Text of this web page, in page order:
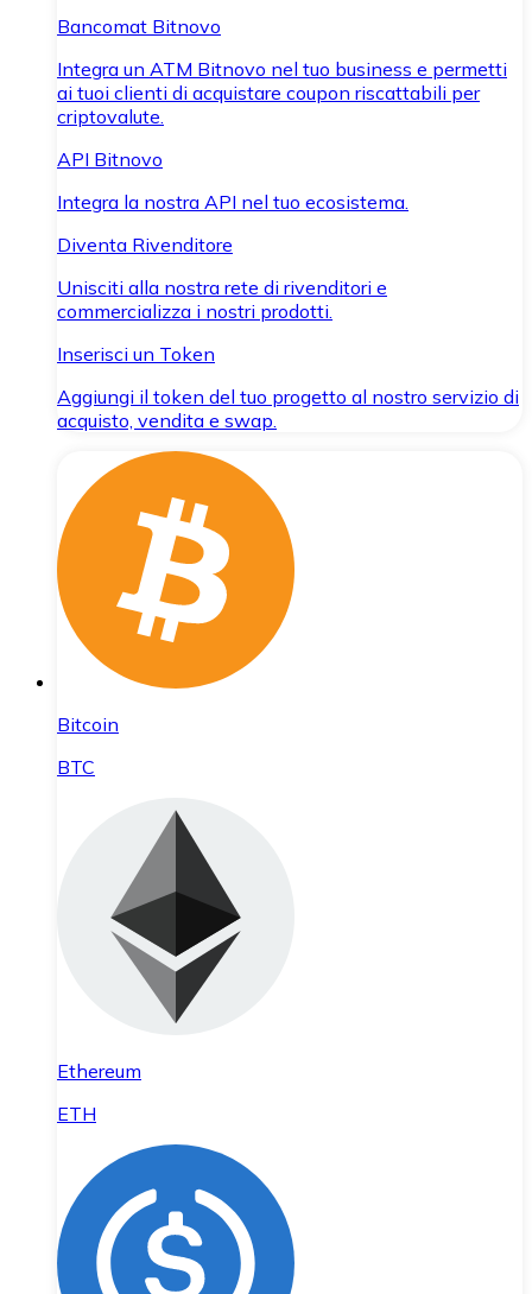
Bancomat Bitnovo
Integra un ATM Bitnovo nel tuo business e permetti
ai tuoi clienti di acquistare coupon riscattabili per
criptovalute.
API Bitnovo
Integra la nostra API nel tuo ecosistema.
Diventa Rivenditore
Unisciti alla nostra rete di rivenditori e
commercializza i nostri prodotti.
Inserisci un Token
Aggiungi il token del tuo progetto al nostro servizio di
acquisto, vendita e swap.
Bitcoin
BTC
Ethereum
ETH